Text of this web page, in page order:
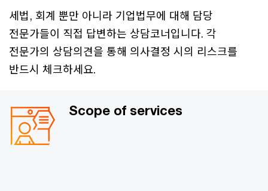
세법, 회계 뿐만 아니라 기업법무에 대해 담당
전문가들이 직접 답변하는 상담코너입니다. 각
전문가의 상담의견을 통해 의사결정 시의 리스크를
반드시 체크하세요.
Scope of services